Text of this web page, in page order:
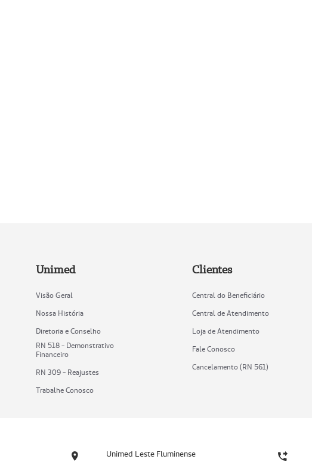
Unimed
Visão Geral
Nossa História
Diretoria e Conselho
RN 518 - Demonstrativo
Financeiro
RN 309 - Reajustes
Trabalhe Conosco
Clientes
Central do Beneficiário
Central de Atendimento
Loja de Atendimento
Fale Conosco
Cancelamento (RN 561)
Unimed Leste Fluminense